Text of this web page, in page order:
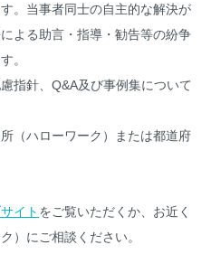
。当事者同士の自主的な解決が
よる助言・指導・勧告等の紛争
。
指針、Q&A及び事例集について
（ハローワーク）または都道府
イト をご覧いただくか、お近く
）にご相談ください。